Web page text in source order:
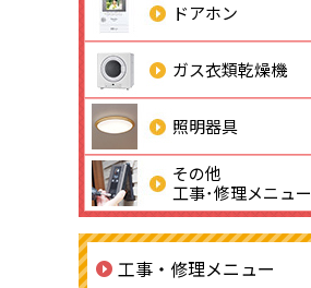
ドアホン
ガス衣類乾燥機
照明器具
その他
工事･修理メニュー
工事・修理メニュー